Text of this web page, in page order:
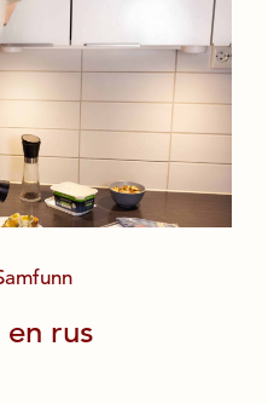
rus